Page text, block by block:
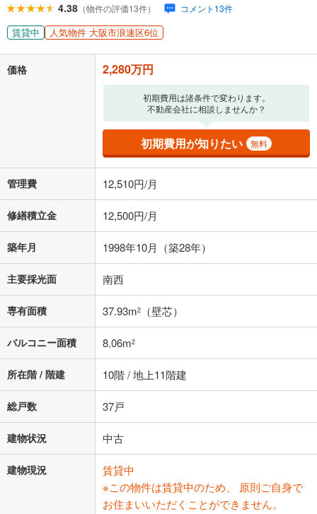
4.38 （物件の評価13件） コメント13件
賃貸中 人気物件 大阪市浪速区6位
価格 2,280万円
初期費用は諸条件で変わります。
不動産会社に相談しませんか？
初期費用が知りたい 無料
管理費 12,510円/月
修繕積立金 12,500円/月
築年月 1998年10月（築28年）
主要採光面 南西
専有面積 37.93m2 （壁芯）
バルコニー面積 8.06m2
所在階 / 階建 10階 / 地上11階建
総戸数 37戸
建物状況 中古
建物現況
賃貸中
※この物件は賃貸中のため、 原則ご自身で
お住まいいただくことができません。